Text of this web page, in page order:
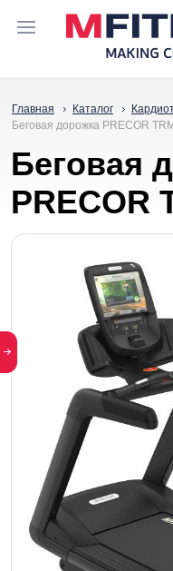
Главная Каталог
Беговая дорожка PRECOR
Беговая
PRECOR